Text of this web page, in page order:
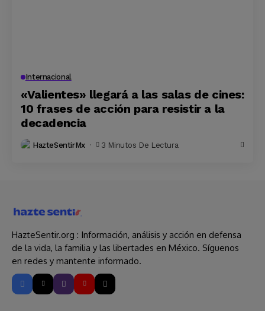
Internacional
«Valientes» llegará a las salas de cines:
10 frases de acción para resistir a la
decadencia
HazteSentirMx 3 Minutos De Lectura
HazteSentir.org : Información, análisis y acción en defensa
de la vida, la familia y las libertades en México. Síguenos
en redes y mantente informado.